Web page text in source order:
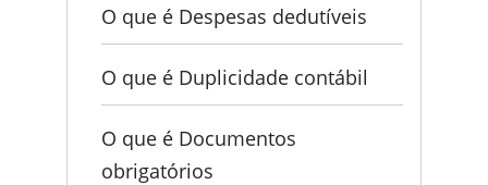
O que é Despesas dedutíveis
O que é Duplicidade contábil
O que é Documentos
obrigatórios